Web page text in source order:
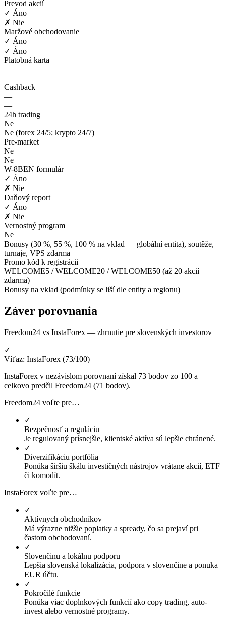
Prevod akcií
✓ Áno
✗ Nie
Maržové obchodovanie
✓ Áno
✓ Áno
Platobná karta
—
—
Cashback
—
—
24h trading
Ne
Ne (forex 24/5; krypto 24/7)
Pre-market
Ne
Ne
W-8BEN formulár
✓ Áno
✗ Nie
Daňový report
✓ Áno
✗ Nie
Vernostný program
Ne
Bonusy (30 %, 55 %, 100 % na vklad — globální entita), soutěže,
turnaje, VPS zdarma
Promo kód k registrácii
WELCOME5 / WELCOME20 / WELCOME50 (až 20 akcií
zdarma)
Bonusy na vklad (podmínky se liší dle entity a regionu)
Záver porovnania
Freedom24 vs InstaForex — zhrnutie pre slovenských investorov
✓
Víťaz: InstaForex (73/100)
InstaForex v nezávislom porovnaní získal 73 bodov zo 100 a
celkovo predčil Freedom24 (71 bodov).
Freedom24 voľte pre…
✓
Bezpečnosť a reguláciu
Je regulovaný prísnejšie, klientské aktíva sú lepšie chránené.
✓
Diverzifikáciu portfólia
Ponúka širšiu škálu investičných nástrojov vrátane akcií, ETF
či komodít.
InstaForex voľte pre…
✓
Aktívnych obchodníkov
Má výrazne nižšie poplatky a spready, čo sa prejaví pri
častom obchodovaní.
✓
Slovenčinu a lokálnu podporu
Lepšia slovenská lokalizácia, podpora v slovenčine a ponuka
EUR účtu.
✓
Pokročilé funkcie
Ponúka viac doplnkových funkcií ako copy trading, auto-
invest alebo vernostné programy.